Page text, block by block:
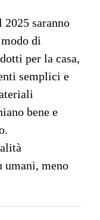
saranno
di
per la casa,
semplici e
bene e
umani, meno